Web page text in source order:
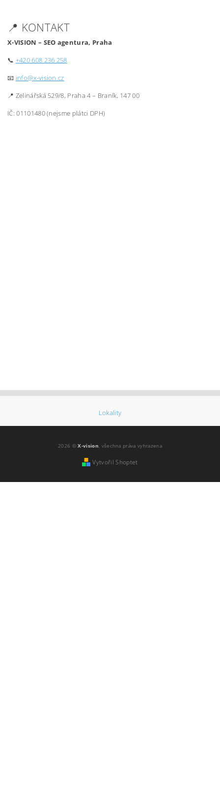
📍 KONTAKT
X-VISION – SEO agentura, Praha
📞 +420 608 236 258
📧 info@x-vision.cz
📍 Zelinářská 529/8, Praha 4 – Braník, 147 00
IČ: 01101480 (nejsme plátci DPH)
Lokality
2026 ©X-vision, všechna práva vyhrazena
Vytvořil Shoptet